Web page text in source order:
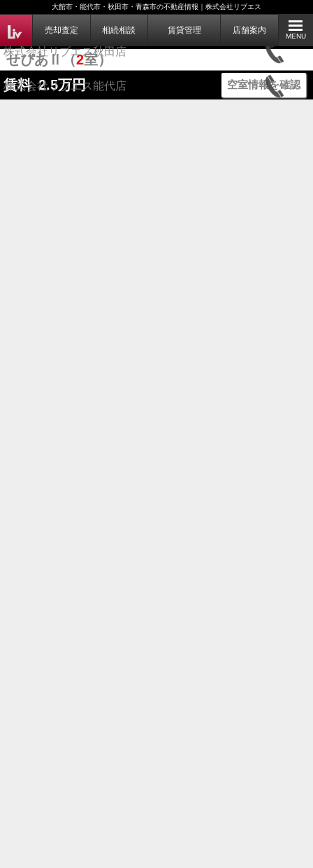
大館市・能代市・秋田市・青森市の不動産情報｜株式会社リブエス
売却査定 相続相談 賃貸管理 店舗案内
MENU
株式会社リブエス大館店
株式会社リブエス秋田店
株式会社リブエス能代店
せぴあⅡ（2室）
賃料 2.5万円 空室情報を確認